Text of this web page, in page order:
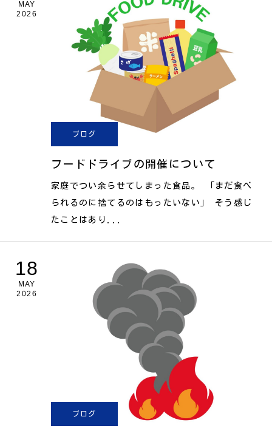
MAY
2026
ブログ
フードドライブの開催について
家庭でつい余らせてしまった食品。 「まだ食べ
られるのに捨てるのはもったいない」 そう感じ
たことはあり...
18
MAY
2026
ブログ